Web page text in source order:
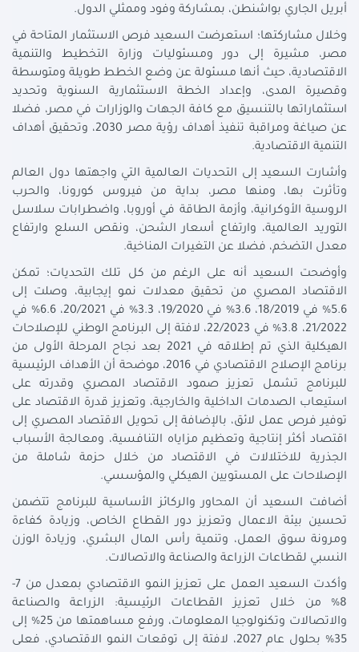
أبريل الجاري بواشنطن، بمشاركة وفود وممثلي الدول.
وخلال مشاركتها؛ استعرضت السعيد فرص الاستثمار المتاحة في
مصر، مشيرة إلى دور ومسئوليات وزارة التخطيط والتنمية
الاقتصادية، حيث أنها مسئولة عن وضع الخطط طويلة ومتوسطة
وقصيرة المدى، وإعداد الخطة الاستثمارية السنوية وتحديد
استثماراتها بالتنسيق مع كافة الجهات والوزارات في مصر، فضلا
عن صياغة ومراقبة تنفيذ أهداف رؤية مصر 2030، وتحقيق أهداف
التنمية الاقتصادية.
وأشارت السعيد إلى التحديات العالمية التي واجهتها دول العالم
وتأثرت بها، ومنها مصر، بداية من فيروس كورونا، والحرب
الروسية الأوكرانية، وأزمة الطاقة في أوروبا، واضطرابات سلاسل
التوريد العالمية، وارتفاع أسعار الشحن، ونقص السلع وارتفاع
معدل التضخم، فضلا عن التغيرات المناخية.
وأوضحت السعيد أنه على الرغم من كل تلك التحديات؛ تمكن
الاقتصاد المصري من تحقيق معدلات نمو إيجابية، وصلت إلى
5.6% في 18/2019، 3.6% في 19/2020، 3.3% في 20/2021، 6.6% في
21/2022، 3.8% في 22/2023، لافتة إلى البرنامج الوطني للإصلاحات
الهيكلية الذي تم إطلاقه في 2021 بعد نجاح المرحلة الأولى من
برنامج الإصلاح الاقتصادي في 2016، موضحة أن الأهداف الرئيسية
للبرنامج تشمل تعزيز صمود الاقتصاد المصري وقدرته على
استيعاب الصدمات الداخلية والخارجية، وتعزيز قدرة الاقتصاد على
توفير فرص عمل لائق، بالإضافة إلى تحويل الاقتصاد المصري إلى
اقتصاد أكثر إنتاجية وتعظيم مزاياه التنافسية، ومعالجة الأسباب
الجذرية للاختلالات في الاقتصاد من خلال حزمة شاملة من
الإصلاحات على المستويين الهيكلي والمؤسسي.
أضافت السعيد أن المحاور والركائز الأساسية للبرنامج تتضمن
تحسين بيئة الاعمال وتعزيز دور القطاع الخاص، وزيادة كفاءة
ومرونة سوق العمل، وتنمية رأس المال البشري، وزيادة الوزن
النسبي لقطاعات الزراعة والصناعة والاتصالات.
وأكدت السعيد العمل على تعزيز النمو الاقتصادي بمعدل من 7-
8% من خلال تعزيز القطاعات الرئيسية: الزراعة والصناعة
والاتصالات وتكنولوجيا المعلومات، ورفع مساهمتها من 25% إلى
35% بحلول عام 2027، لافتة إلى توقعات النمو الاقتصادي، فعلى